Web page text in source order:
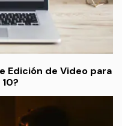
Edición de Video para